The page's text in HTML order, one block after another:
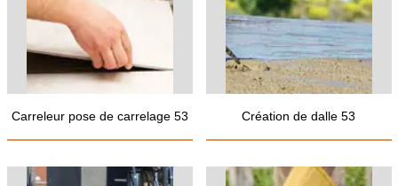
Carreleur pose de carrelage 53 Création de dalle 53